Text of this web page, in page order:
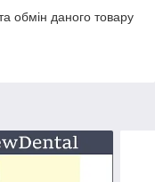
обмін даного товару